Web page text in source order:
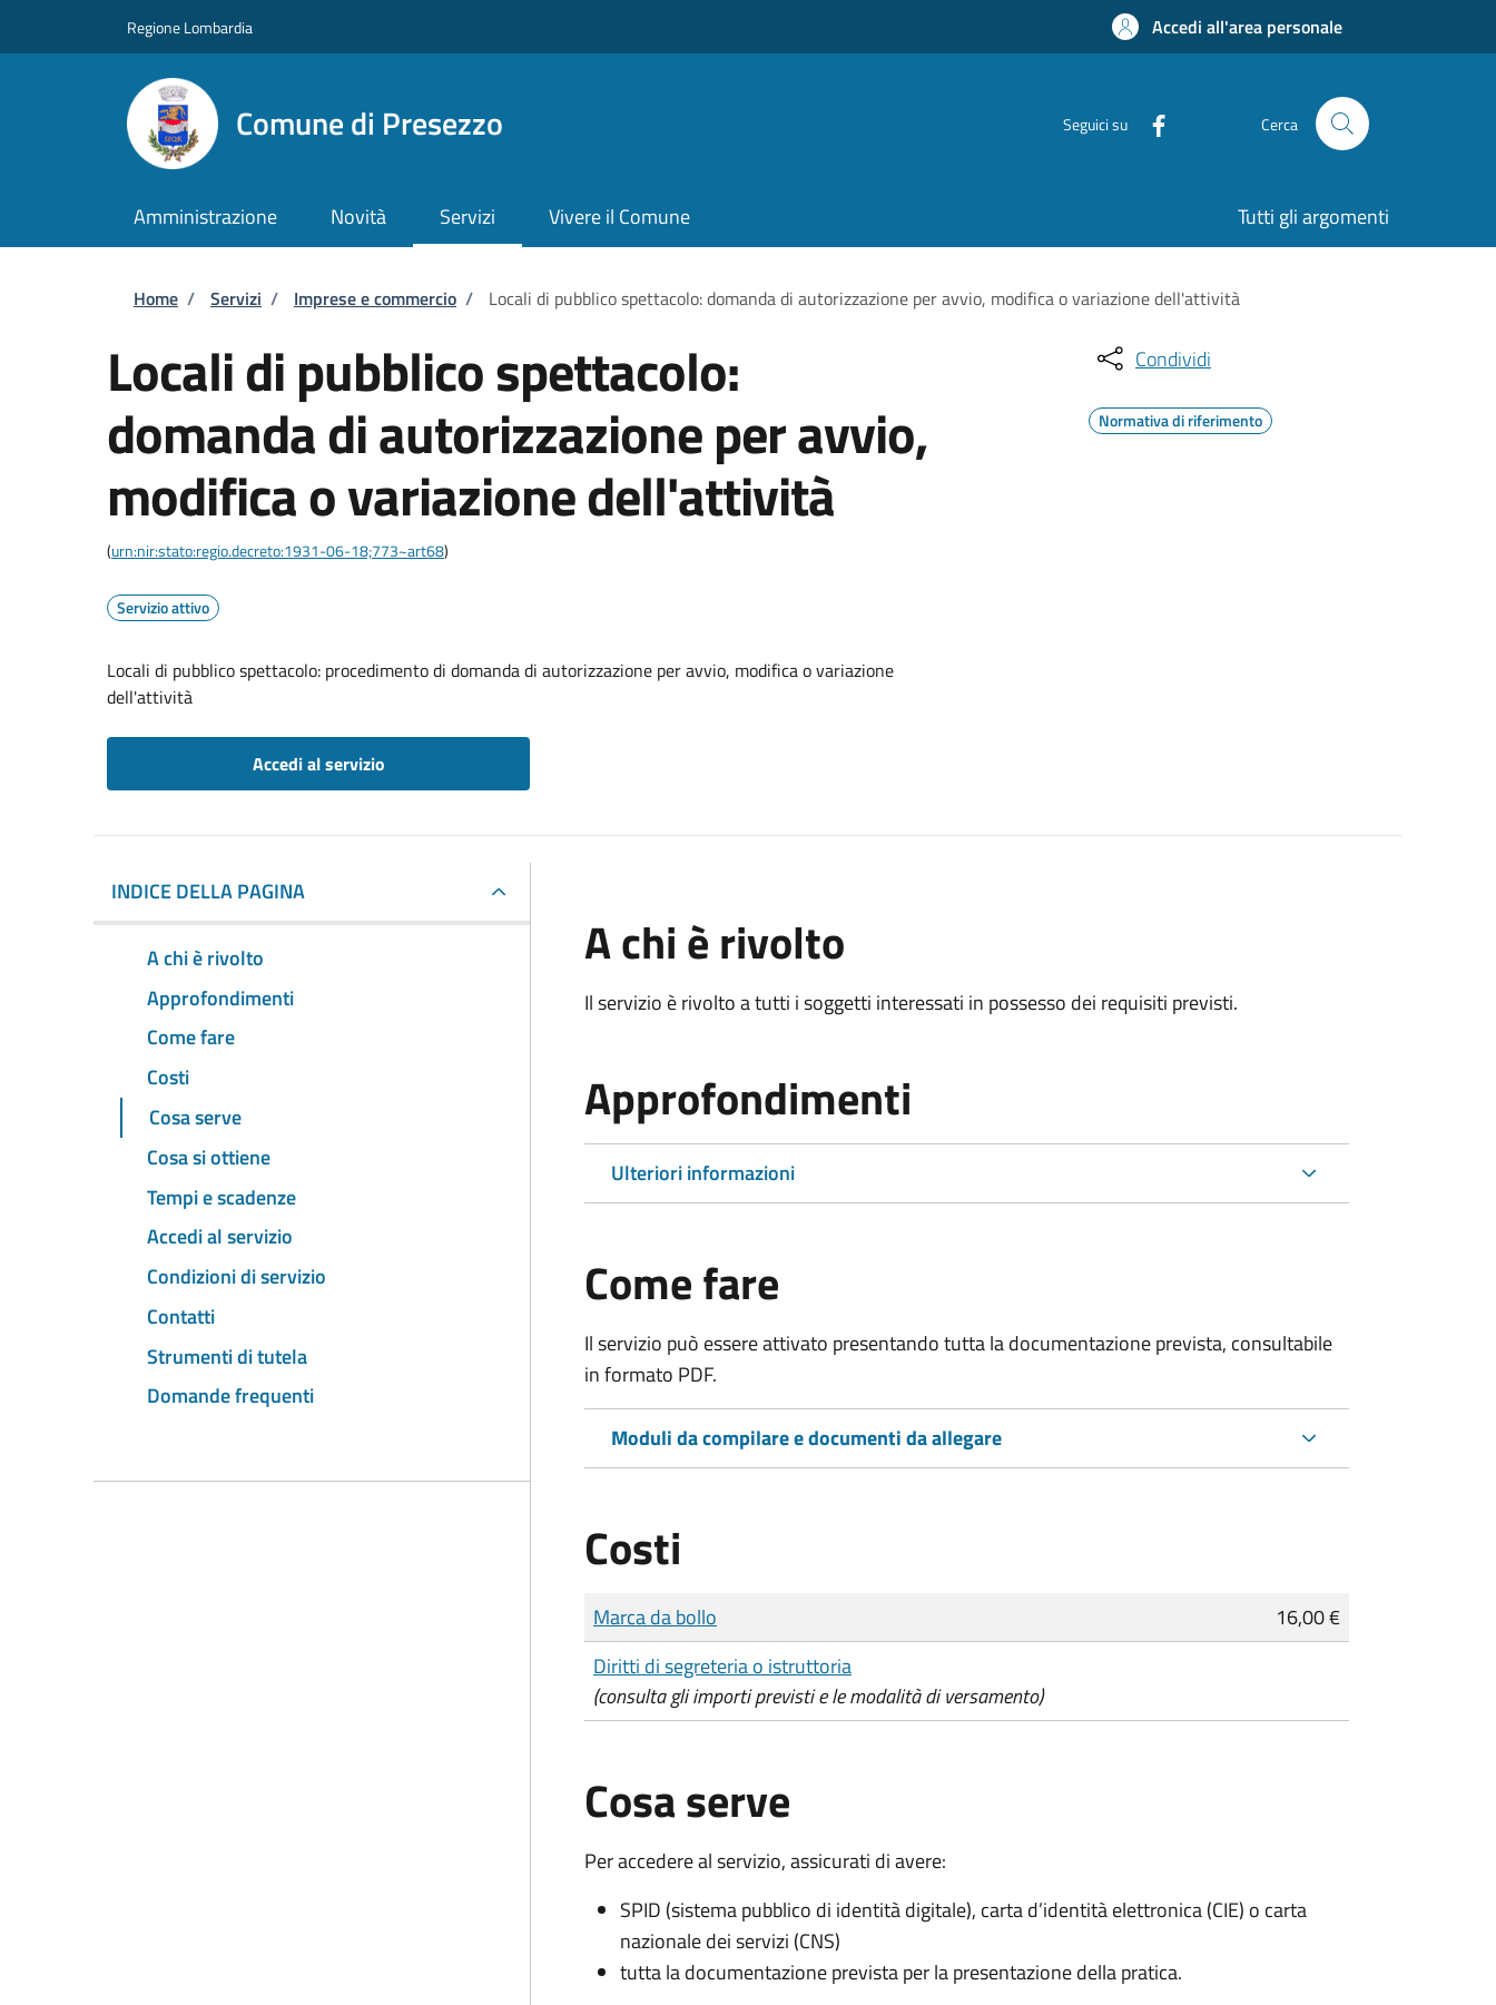
Regione Lombardia Accedi all'area personale
Comune di Presezzo Seguici su Cerca
Amministrazione Novità Servizi Vivere il Comune Tutti gli argomenti
Briciole di pane
Home / Servizi / Imprese e commercio / Locali di pubblico spettacolo: domanda di autorizzazione per avvio, modifica o variazione dell'attività
Locali di pubblico spettacolo:
domanda di autorizzazione per avvio,
modifica o variazione dell'attività
(urn:nir:stato:regio.decreto:1931-06-18;773~art68)
Servizio attivo
Locali di pubblico spettacolo: procedimento di domanda di autorizzazione per avvio, modifica o variazione
dell'attività
Accedi al servizio
Condividi
Normativa di riferimento
INDICE DELLA PAGINA
A chi è rivolto
Approfondimenti
Come fare
Costi
Cosa serve
Cosa si ottiene
Tempi e scadenze
Accedi al servizio
Condizioni di servizio
Contatti
Strumenti di tutela
Domande frequenti
A chi è rivolto
Il servizio è rivolto a tutti i soggetti interessati in possesso dei requisiti previsti.
Approfondimenti
Ulteriori informazioni
Come fare
Il servizio può essere attivato presentando tutta la documentazione prevista, consultabile
in formato PDF.
Moduli da compilare e documenti da allegare
Costi
Tipo di pagamento
Importo
Marca da bollo
16,00 €
Diritti di segreteria o istruttoria
(consulta gli importi previsti e le modalità di versamento)
Cosa serve
Per accedere al servizio, assicurati di avere:
SPID (sistema pubblico di identità digitale), carta d’identità elettronica (CIE) o carta
nazionale dei servizi (CNS)
tutta la documentazione prevista per la presentazione della pratica.